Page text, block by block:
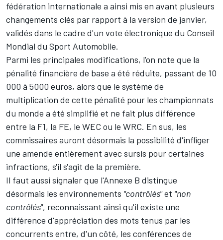
fédération internationale a ainsi mis en avant plusieurs
changements clés par rapport à la version de janvier,
validés dans le cadre d'un vote électronique du Conseil
Mondial du Sport Automobile.
Parmi les principales modifications, l'on note que la
pénalité financière de base a été réduite, passant de 10
000 à 5000 euros, alors que le système de
multiplication de cette pénalité pour les championnats
du monde a été simplifié et ne fait plus différence
entre la F1, la FE, le WEC ou le WRC. En sus, les
commissaires auront désormais la possibilité d'infliger
une amende entièrement avec sursis pour certaines
infractions, s'il s'agit de la première.
Il faut aussi signaler que l'Annexe B distingue
désormais les environnements "contrôlés"et "non
contrôlés", reconnaissant ainsi qu'il existe une
différence d'appréciation des mots tenus par les
concurrents entre, d'un côté, les conférences de